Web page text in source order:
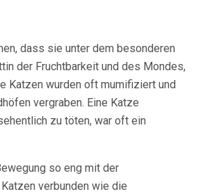
dass sie unter dem besonderen
der Fruchtbarkeit und des Mondes,
Katzen wurden oft mumifiziert und
vergraben. Eine Katze
zu töten, war oft ein
so eng mit der
verbunden wie die